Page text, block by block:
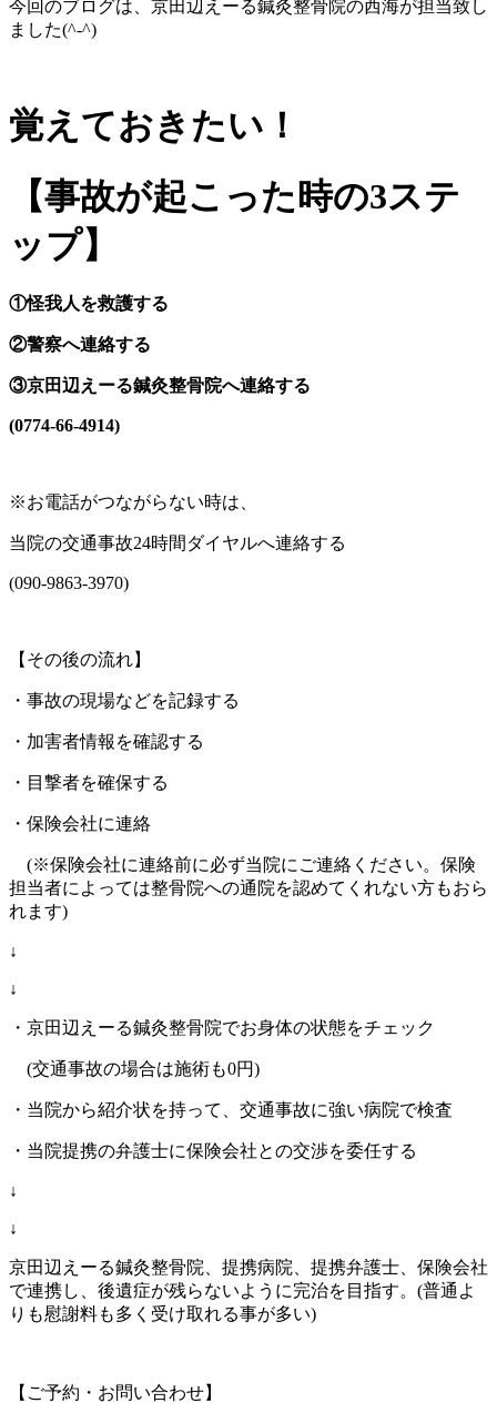
今回のブログは、京田辺えーる鍼灸整骨院の西海が担当致し
ました(^-^)
覚えておきたい！
【事故が起こった時の3ステ
ップ】
①怪我人を救護する
②警察へ連絡する
③京田辺えーる鍼灸整骨院へ連絡する
(0774-66-4914)
※お電話がつながらない時は、
当院の交通事故24時間ダイヤルへ連絡する
(090-9863-3970)
【その後の流れ】
・事故の現場などを記録する
・加害者情報を確認する
・目撃者を確保する
・保険会社に連絡
(※保険会社に連絡前に必ず当院にご連絡ください。保険
担当者によっては整骨院への通院を認めてくれない方もおら
れます)
↓
↓
・京田辺えーる鍼灸整骨院でお身体の状態をチェック
(交通事故の場合は施術も0円)
・当院から紹介状を持って、交通事故に強い病院で検査
・当院提携の弁護士に保険会社との交渉を委任する
↓
↓
京田辺えーる鍼灸整骨院、提携病院、提携弁護士、保険会社
で連携し、後遺症が残らないように完治を目指す。 (普通よ
りも慰謝料も多く受け取れる事が多い)
【ご予約・お問い合わせ】